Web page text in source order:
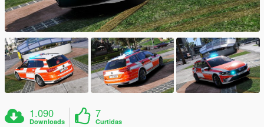
1.090
Downloads
7
Curtidas